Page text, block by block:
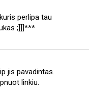
perlipa tau
;]]]***
jis pavadintas.
linkiu.